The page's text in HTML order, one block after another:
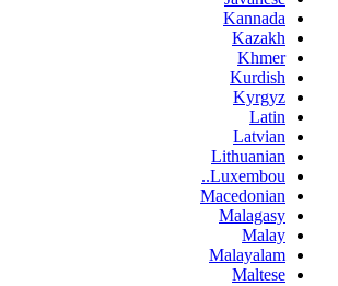
Kannada
Kazakh
Khmer
Kurdish
Kyrgyz
Latin
Latvian
Lithuanian
Luxembou..
Macedonian
Malagasy
Malay
Malayalam
Maltese